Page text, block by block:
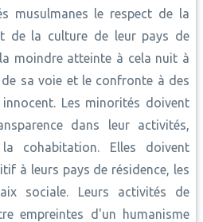
musulmanes le respect de la
de la culture de leur pays de
moindre atteinte à cela nuit à
sa voie et le confronte à des
Les minorités doivent
dans leur activités,
cohabitation. Elles doivent
à leurs pays de résidence, les
sociale. Leurs activités de
empreintes d'un humanisme